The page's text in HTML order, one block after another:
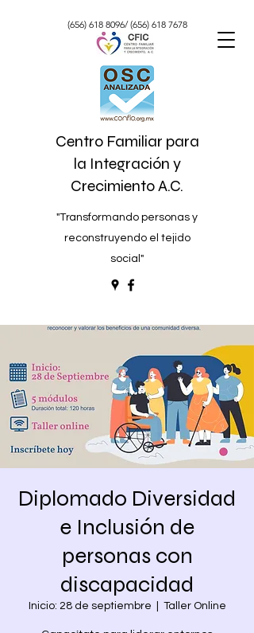
Centro Familiar para
la Integración y
Crecimiento A.C.
"Transformando personas y
reconstruyendo el tejido
social"
(656) 618 8096/(656) 618 7678
Diplomado Diversidad
e Inclusión de
personas con
discapacidad
Inicio: 28 de septiembre Taller Online